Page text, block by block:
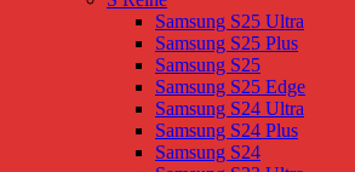
Samsung S25 Ultra
Samsung S25 Plus
Samsung S25
Samsung S25 Edge
Samsung S24 Ultra
Samsung S24 Plus
Samsung S24